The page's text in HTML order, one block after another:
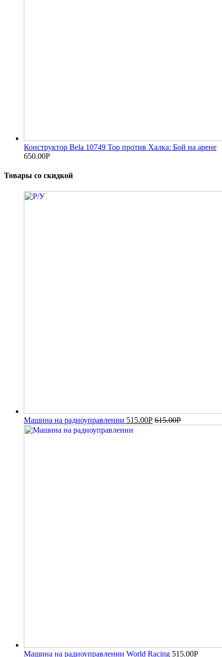
Конструктор Bela 10749 Тор против Халка: Бой на арене
650.00Р
Товары со скидкой
Машина на радиоуправлении 515.00Р 615.00Р
Машина на радиоуправлении World Racing 515.00Р